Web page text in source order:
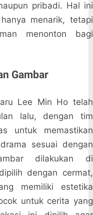
pribadi. Hal ini
menarik, tetapi
menonton bagi
Gambar
Lee Min Ho telah
lalu, dengan tim
untuk memastikan
sesuai dengan
dilakukan di
dengan cermat,
memiliki estetika
untuk cerita yang